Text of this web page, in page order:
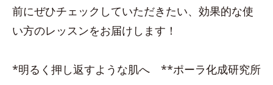
前にぜひチェックしていただきたい、効果的な使
い方のレッスンをお届けします！
*明るく押し返すような肌へ **ポーラ化成研究所